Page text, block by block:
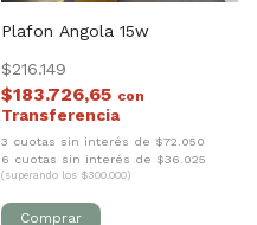
Plafon Angola 15w
$216.149
$183.726,65 con
3 cuotas sin interés de $72.050
6 cuotas sin interés de $36.025
(superando los $300.000)